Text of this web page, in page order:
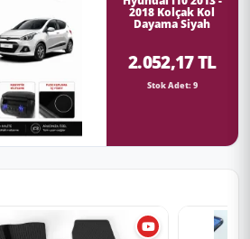
2018 Kolçak Kol
Dayama Siyah
2.052,17 TL
Stok Adet: 9